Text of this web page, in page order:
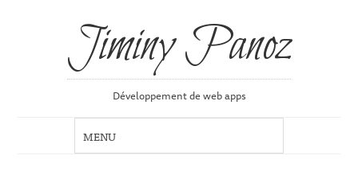
Jiminy Panoz
Développement de web apps